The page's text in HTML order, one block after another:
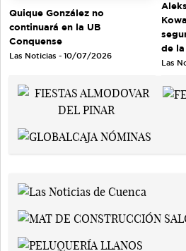
Quique González no
continuará en la UB
Conquense
Las Noticias - 10/07/2026
de la
Las